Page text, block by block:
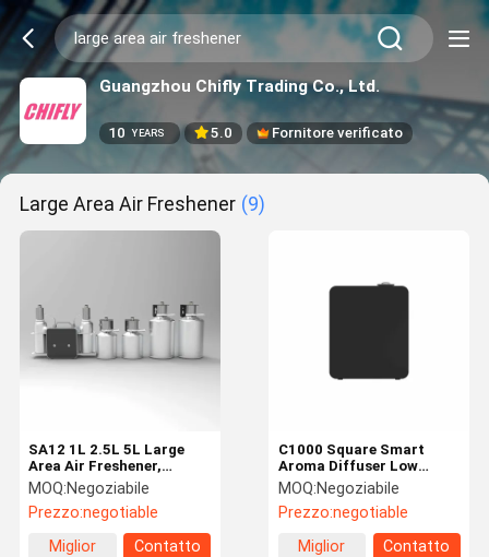
Guangzhou Chifly Trading Co., Ltd.
10 YEARS 5.0 Fornitore verificato
Large Area Air Freshener (9)
SA12 1L 2.5L 5L Large
Area Air Freshener,
Commercial HVAC
Fragrance Diffuser
MOQ:Negoziabile
Prezzo:negotiable
Miglior
Contatto
C1000 Square Smart
Aroma Diffuser Low
Noise Cover Macchina
per rinfrescare l'aria su
grandi superfici
MOQ:Negoziabile
Prezzo:negotiable
Miglior
Contatto